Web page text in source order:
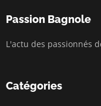
Passion Bagnole
L'actu des passionnés
Catégories